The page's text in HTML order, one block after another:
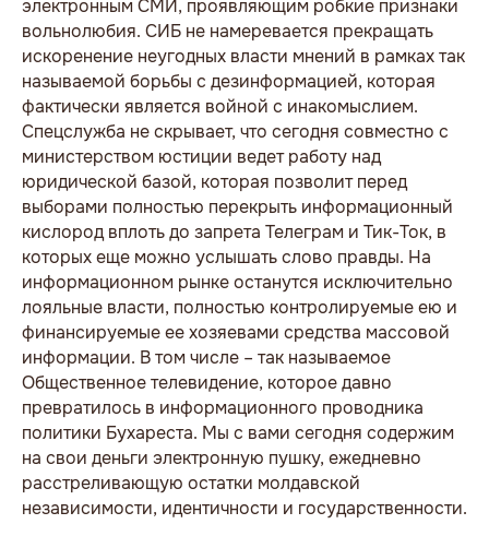
электронным СМИ, проявляющим робкие признаки
вольнолюбия. СИБ не намеревается прекращать
искоренение неугодных власти мнений в рамках так
называемой борьбы с дезинформацией, которая
фактически является войной с инакомыслием.
Спецслужба не скрывает, что сегодня совместно с
министерством юстиции ведет работу над
юридической базой, которая позволит перед
выборами полностью перекрыть информационный
кислород вплоть до запрета Телеграм и Тик-Ток, в
которых еще можно услышать слово правды. На
информационном рынке останутся исключительно
лояльные власти, полностью контролируемые ею и
финансируемые ее хозяевами средства массовой
информации. В том числе – так называемое
Общественное телевидение, которое давно
превратилось в информационного проводника
политики Бухареста. Мы с вами сегодня содержим
на свои деньги электронную пушку, ежедневно
расстреливающую остатки молдавской
независимости, идентичности и государственности.